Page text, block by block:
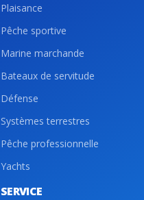
Plaisance
Pêche sportive
Marine marchande
Bateaux de servitude
Défense
Systèmes terrestres
Pêche professionnelle
Yachts
SERVICE